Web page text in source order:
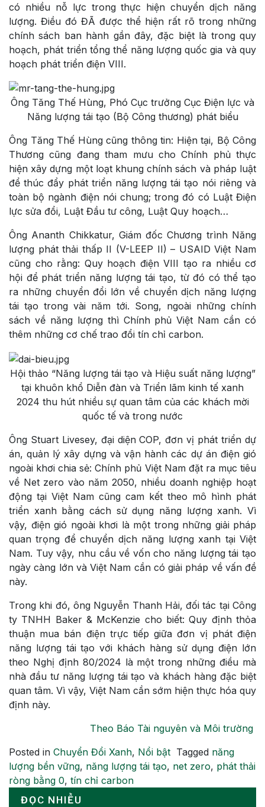
có nhiều nỗ lực trong thực hiện chuyển dịch năng
lượng. Điều đó ĐÃ được thể hiện rất rõ trong những
chính sách ban hành gần đây, đặc biệt là trong quy
hoạch, phát triển tổng thể năng lượng quốc gia và quy
hoạch phát triển điện VIII.
Ông Tăng Thế Hùng, Phó Cục trưởng Cục Điện lực và
Năng lượng tái tạo (Bộ Công thương) phát biểu
Ông Tăng Thế Hùng cũng thông tin: Hiện tại, Bộ Công
Thương cũng đang tham mưu cho Chính phủ thực
hiện xây dựng một loạt khung chính sách và pháp luật
để thúc đẩy phát triển năng lượng tái tạo nói riêng và
toàn bộ ngành điện nói chung; trong đó có Luật Điện
lực sửa đổi, Luật Đầu tư công, Luật Quy hoạch…
Ông Ananth Chikkatur, Giám đốc Chương trình Năng
lượng phát thải thấp II (V-LEEP II) – USAID Việt Nam
cũng cho rằng: Quy hoạch điện VIII tạo ra nhiều cơ
hội để phát triển năng lượng tái tạo, từ đó có thể tạo
ra những chuyển đổi lớn về chuyển dịch năng lượng
tái tạo trong vài năm tới. Song, ngoài những chính
sách về năng lượng thì Chính phủ Việt Nam cần có
thêm những cơ chế trao đổi tín chỉ carbon.
Hội thảo “Năng lượng tái tạo và Hiệu suất năng lượng”
tại khuôn khổ Diễn đàn và Triển lãm kinh tế xanh
2024 thu hút nhiều sự quan tâm của các khách mời
quốc tế và trong nước
Ông Stuart Livesey, đại diện COP, đơn vị phát triển dự
án, quản lý xây dựng và vận hành các dự án điện gió
ngoài khơi chia sẻ: Chính phủ Việt Nam đặt ra mục tiêu
về Net zero vào năm 2050, nhiều doanh nghiệp hoạt
động tại Việt Nam cũng cam kết theo mô hình phát
triển xanh bằng cách sử dụng năng lượng xanh. Vì
vậy, điện gió ngoài khơi là một trong những giải pháp
quan trọng để chuyển dịch năng lượng xanh tại Việt
Nam. Tuy vậy, nhu cầu về vốn cho năng lượng tái tạo
ngày càng lớn và Việt Nam cần có giải pháp về vấn đề
này.
Trong khi đó, ông Nguyễn Thanh Hải, đối tác tại Công
ty TNHH Baker & McKenzie cho biết: Quy định thỏa
thuận mua bán điện trực tiếp giữa đơn vị phát điện
năng lượng tái tạo với khách hàng sử dụng điện lớn
theo Nghị định 80/2024 là một trong những điều mà
nhà đầu tư năng lượng tái tạo và khách hàng đặc biệt
quan tâm. Vì vậy, Việt Nam cần sớm hiện thực hóa quy
định này.
Theo Báo Tài nguyên và Môi trường
Posted in Chuyển Đổi Xanh, Nổi bật Tagged năng
lượng bền vững, năng lượng tái tạo, net zero, phát thải
ròng bằng 0, tín chỉ carbon
ĐỌC NHIỀU